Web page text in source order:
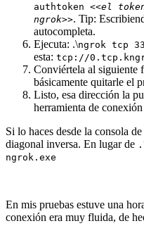
authtoken <<el
ngrok>>. Tip:
autocompleta.
Ejecuta: .\ngrok tcp
esta: tcp://
Conviértela al siguiente
básicamente quitarle el
Listo, esa dirección la
herramienta de
Si lo haces desde la consola
diagonal inversa. En lugar de
ngrok.exe
En mis pruebas estuve una
conexión era muy fluida, de